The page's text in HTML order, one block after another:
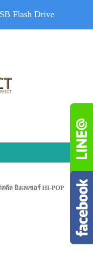
ตัล ยิงเลเซอร์ HI-POP
Flash Drive